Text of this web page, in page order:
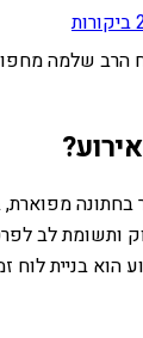
ביקורות
הרב שלמה
בחתונה
ותשומת לב
הוא בניית לוח